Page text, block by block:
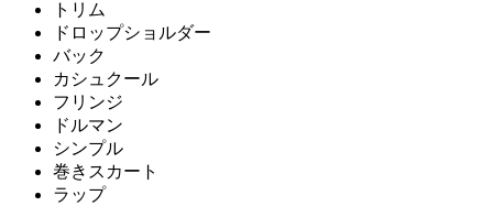
トリム
ドロップショルダー
バック
カシュクール
フリンジ
ドルマン
シンプル
巻きスカート
ラップ